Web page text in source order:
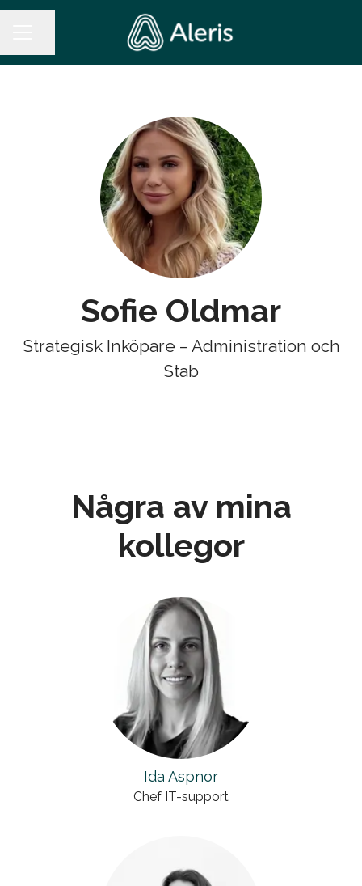
Sofie Oldmar
Strategisk Inköpare – Administration och
Stab
Några av mina
kollegor
Ida Aspnor
Chef IT-support